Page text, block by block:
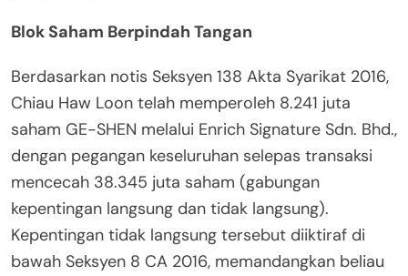
Blok Saham Berpindah Tangan
Berdasarkan notis Seksyen 138 Akta Syarikat 2016,
Chiau Haw Loon telah memperoleh 8.241 juta
saham GE-SHEN melalui Enrich Signature Sdn. Bhd.,
dengan pegangan keseluruhan selepas transaksi
mencecah 38.345 juta saham (gabungan
kepentingan langsung dan tidak langsung).
Kepentingan tidak langsung tersebut diiktiraf di
bawah Seksyen 8 CA 2016, memandangkan beliau